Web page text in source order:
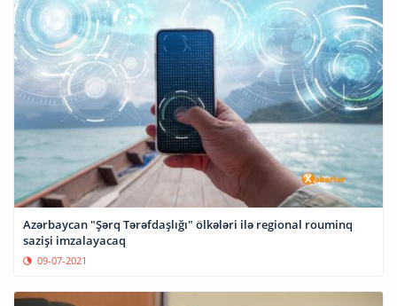
Azərbaycan "Şərq Tərəfdaşlığı" ölkələri ilə regional rouminq
sazişi imzalayacaq
09-07-2021